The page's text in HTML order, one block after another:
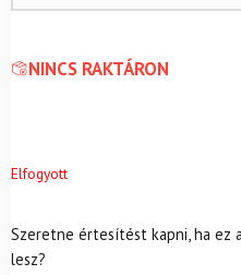
NINCS RAKTÁRON
Elfogyott
Szeretne értesítést kapni, ha ez
lesz?